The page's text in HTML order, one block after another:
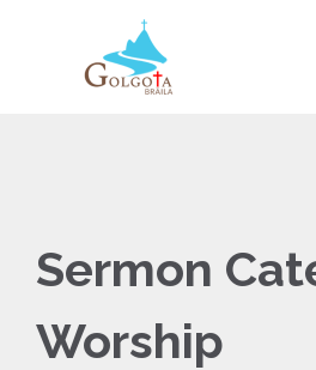
Sermon
Worship